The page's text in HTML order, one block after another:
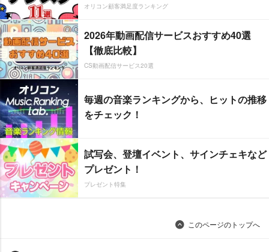
オリコン顧客満足度ランキング
2026年動画配信サービスおすすめ40選
【徹底比較】
CS動画配信サービス20選
毎週の音楽ランキングから、ヒットの推移
をチェック！
試写会、登壇イベント、サインチェキなど
プレゼント！
プレゼント特集
このページのトップへ